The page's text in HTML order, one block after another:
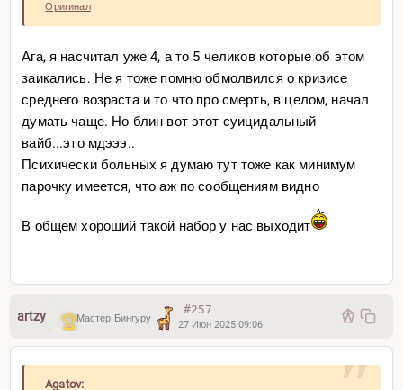
Оригинал
Ага, я насчитал уже 4, а то 5 челиков которые об этом
заикались. Не я тоже помню обмолвился о кризисе
среднего возраста и то что про смерть, в целом, начал
думать чаще. Но блин вот этот суицидальный
вайб...это мдэээ..
Психически больных я думаю тут тоже как минимум
парочку имеется, что аж по сообщениям видно
В общем хороший такой набор у нас выходит
artzy Мастер Бингуру
#257
27 Июн 2025 09:06
Agatov: